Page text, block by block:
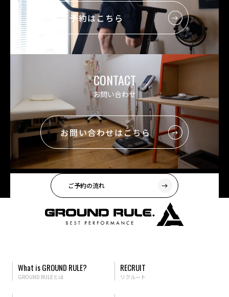
ご予約はこちら
CONTACT
お問い合わせ
お問い合わせはこちら
ご予約の流れ
What is GROUND RULE?
GROUND RULEとは
RECRUIT
リクルート